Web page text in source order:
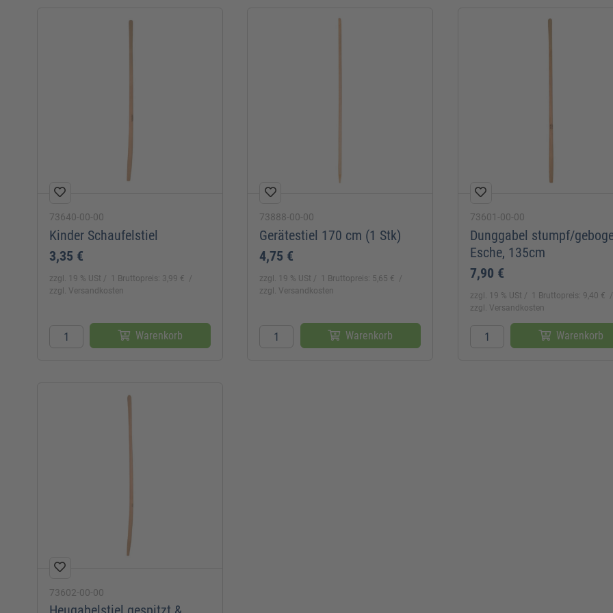
73640-00-00
Kinder Schaufelstiel
3,35 €
zzgl. 19 % USt
1 Bruttopreis: 3,99 €
zzgl. Versandkosten
Warenkorb
73888-00-00
Gerätestiel 170 cm (1 Stk)
4,75 €
zzgl. 19 % USt
1 Bruttopreis: 5,65 €
zzgl. Versandkosten
Warenkorb
73601-00-00
Dunggabel stumpf/
Esche, 135cm
7,90 €
zzgl. 19 % USt
1 Bruttopreis: 9,40 €
zzgl. Versandkosten
Warenkorb
73602-00-00